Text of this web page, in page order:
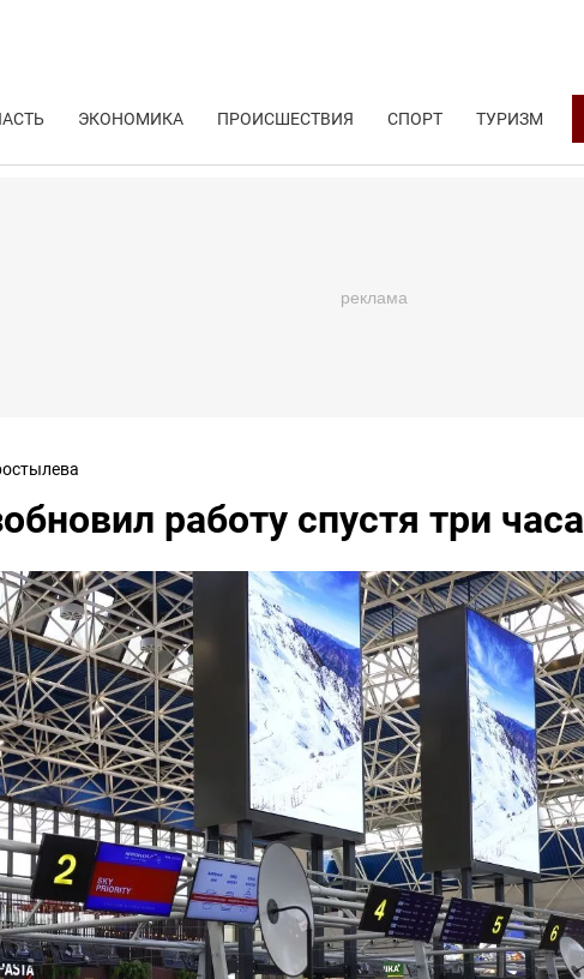
ЭКОНОМИКА ПРОИСШЕСТВИЯ СПОРТ ТУРИЗМ
работу спустя три часа